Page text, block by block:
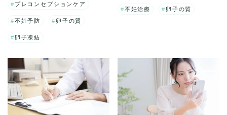
プレコンセプションケア
不妊予防 卵子の質
卵子凍結
不妊治療 卵子の質